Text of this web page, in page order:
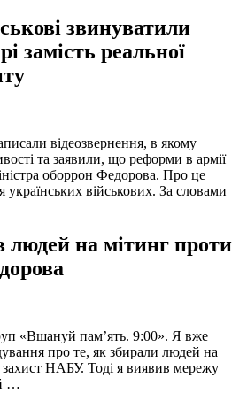
звинуватили
замість реальної
відеозвернення, в якому
та заявили, що реформи в армії
оборрон Федорова. Про це
українських військових. За словами
людей на мітинг проти
«Вшануй пам’ять. 9:00». Я вже
про те, як збирали людей на
НАБУ. Тоді я виявив мережу
…